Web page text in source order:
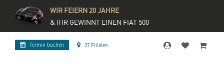
WIR FEIERN 20 JAHRE
& IHR GEWINNT EINEN FIAT 500
Termin buchen 37 Filialen